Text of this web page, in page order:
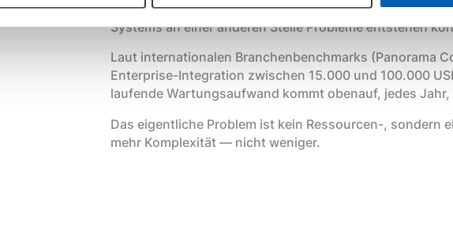
Daten halten, über selbst gebaute Schnittstellen
Systems an einer anderen Stelle Probleme entstehen
Laut internationalen Branchenbenchmarks (Panorama
Enterprise-Integration zwischen 15.000 und 100.000
laufende Wartungsaufwand kommt obenauf, jedes
Das eigentliche Problem ist kein Ressourcen-, sondern
mehr Komplexität — nicht weniger.